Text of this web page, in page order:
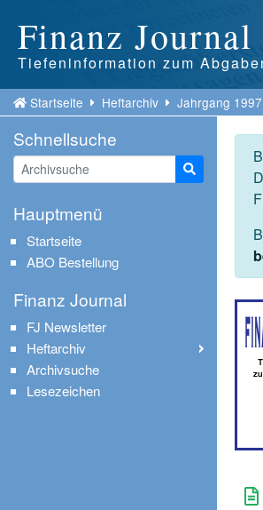
Finanz Journal
Tiefeninformation zum
Startseite Heftarchiv Jahrgang
Schnellsuche
Suche
Hauptmenü
Startseite
ABO Bestellung
Finanz Journal
FJ Newsletter
Heftarchiv
Archivsuche
Lesezeichen